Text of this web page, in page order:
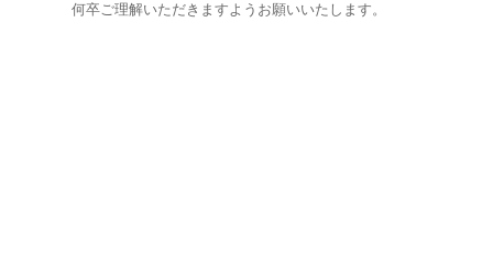
何卒ご理解いただきますようお願いいたします。